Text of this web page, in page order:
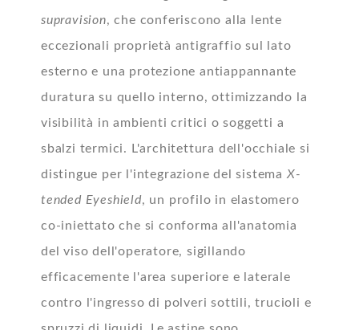
supravision, che conferiscono alla lente
eccezionali proprietà antigraffio sul lato
esterno e una protezione antiappannante
duratura su quello interno, ottimizzando la
visibilità in ambienti critici o soggetti a
sbalzi termici. L'architettura dell'occhiale si
distingue per l'integrazione del sistemaX-
tended Eyeshield, un profilo in elastomero
co-iniettato che si conforma all'anatomia
del viso dell'operatore, sigillando
efficacemente l'area superiore e laterale
contro l'ingresso di polveri sottili, trucioli e